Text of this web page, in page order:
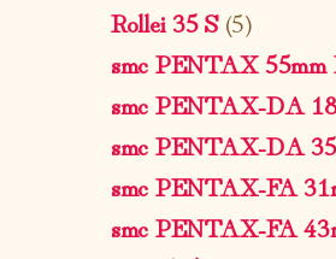
Rollei 35 S(5)
smc PENTAX 55mm
smc PENTAX-DA
smc PENTAX-DA
smc PENTAX-FA
smc PENTAX-FA